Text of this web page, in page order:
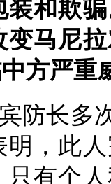
和欺
马尼
方严重
防长多
明，此
有个